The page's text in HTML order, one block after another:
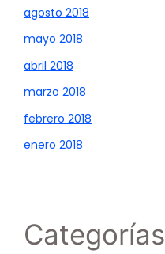
agosto 2018
mayo 2018
abril 2018
marzo 2018
febrero 2018
enero 2018
Categorías